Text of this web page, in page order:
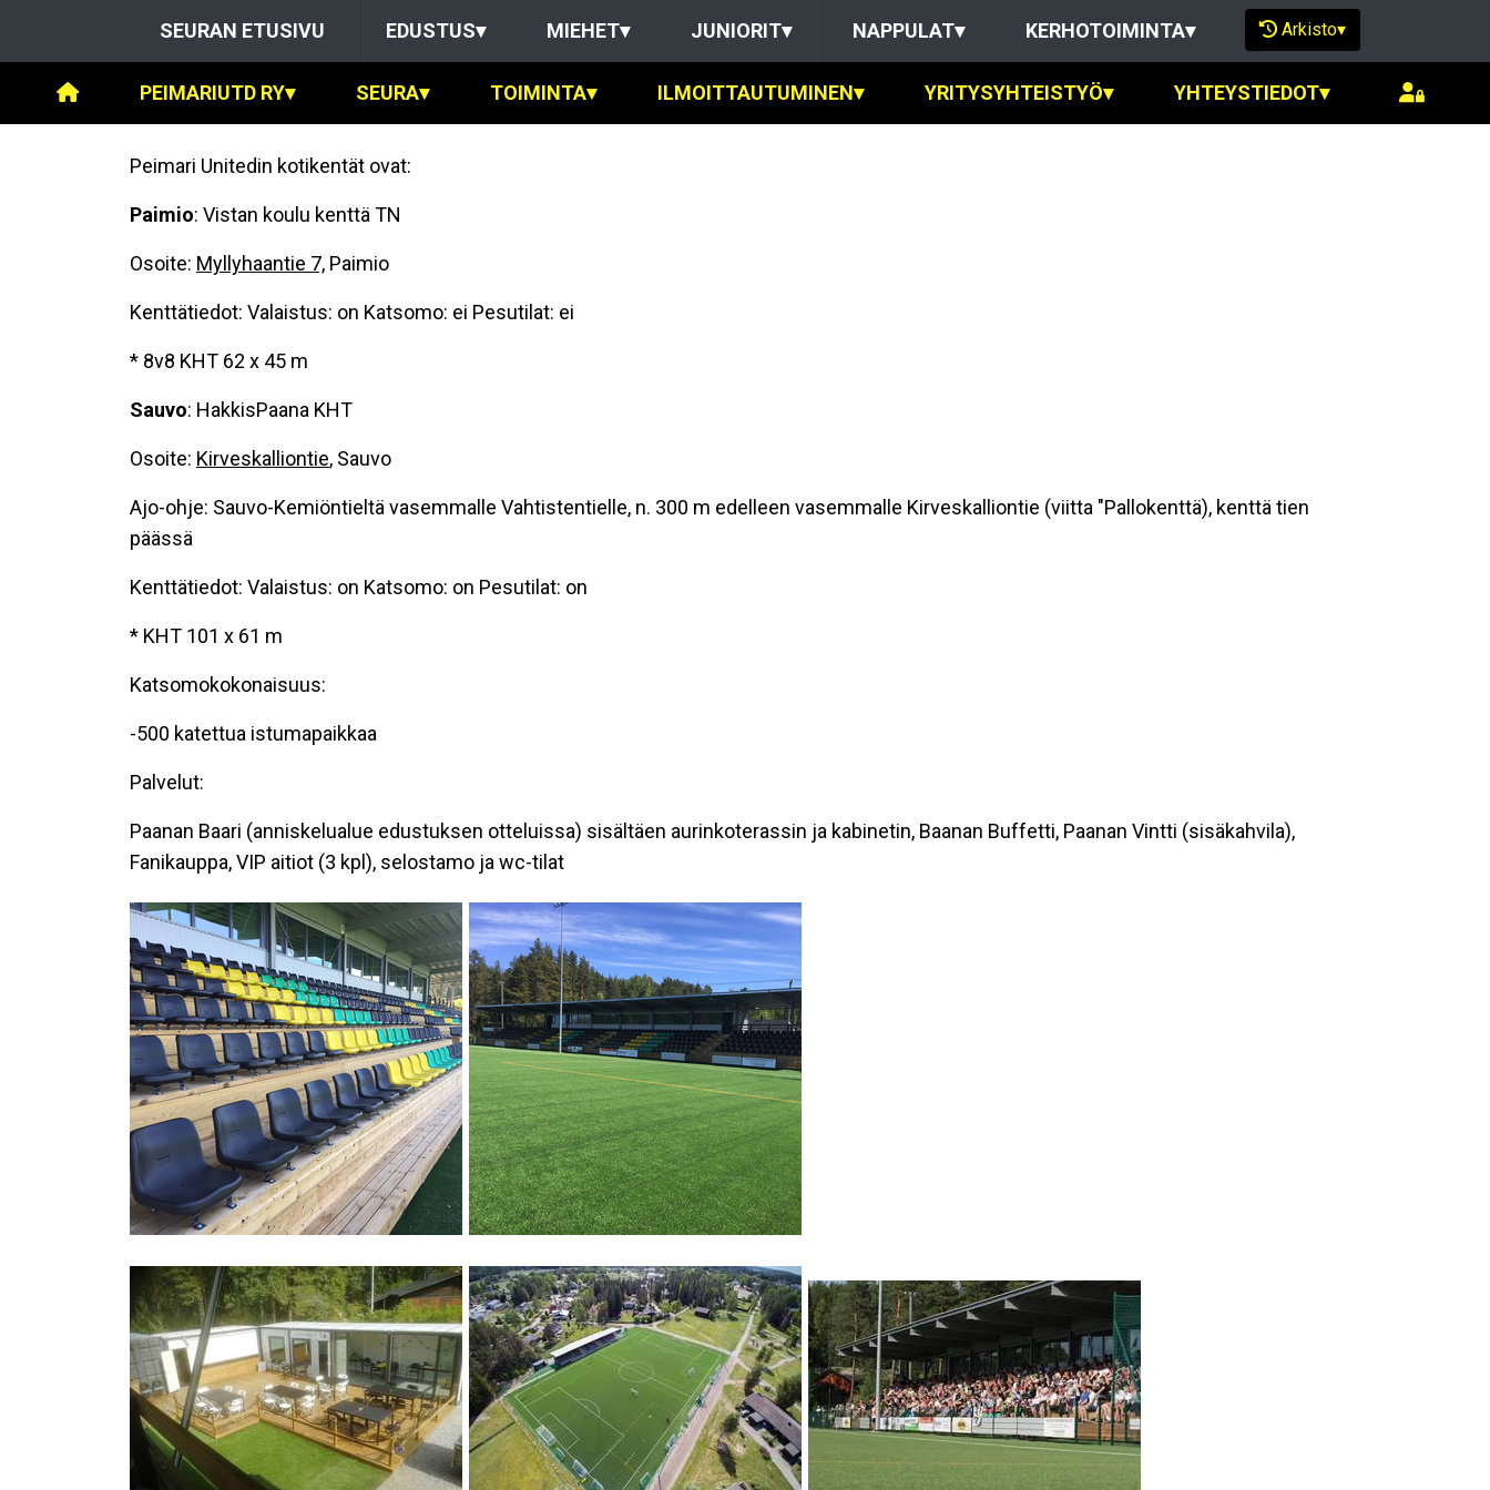
SEURAN ETUSIVU EDUSTUS▾ MIEHET▾ JUNIORIT▾ NAPPULAT▾ KERHOTOIMINTA▾ Arkisto▾
PEIMARIUTD RY▾ SEURA▾ TOIMINTA▾ ILMOITTAUTUMINEN▾ YRITYSYHTEISTYÖ▾ YHTEYSTIEDOT▾
Peimari Unitedin kotikentät ovat:
Paimio: Vistan koulu kenttä TN
Osoite: Myllyhaantie 7, Paimio
Kenttätiedot: Valaistus: on Katsomo: ei Pesutilat: ei
* 8v8 KHT 62 x 45 m
Sauvo: HakkisPaana KHT
Osoite: Kirveskalliontie, Sauvo
Ajo-ohje: Sauvo-Kemiöntieltä vasemmalle Vahtistentielle, n. 300 m edelleen vasemmalle Kirveskalliontie (viitta "Pallokenttä), kenttä tien
päässä
Kenttätiedot: Valaistus: on Katsomo: on Pesutilat: on
* KHT 101 x 61 m
Katsomokokonaisuus:
-500 katettua istumapaikkaa
Palvelut:
Paanan Baari (anniskelualue edustuksen otteluissa) sisältäen aurinkoterassin ja kabinetin, Baanan Buffetti, Paanan Vintti (sisäkahvila),
Fanikauppa, VIP aitiot (3 kpl), selostamo ja wc-tilat